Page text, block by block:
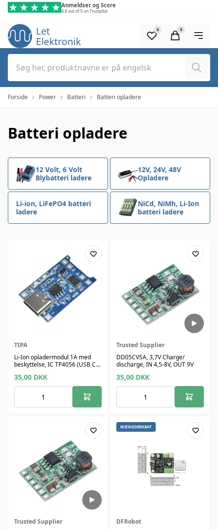
Spring til hovedindhold (tryk på Enter)
Anmeldser og Score
4.8 out of 5 on Trustpilot
Søg
0 0
Forside Power Batteri Batteri opladere
Batteri opladere
12 Volt, 6 Volt
Blybatteri ladere
Go to...
12V, 24V, 48V
Opladere
Li-ion, LiFePO4 batteri
ladere
NiCd, NiMh, Li-Ion
batteri ladere
Go to...
TIPA
Li-Ion opladermodul 1A med
beskyttelse, IC TP4056 (USB C) -
35,00 DKK
Trusted Supplier
DD05CVSA, 3,7V Charge/
discharge, IN 4,5-8V, OUT 9V
35,00 DKK
Trusted Supplier
MÆNGDERABAT
DFRobot